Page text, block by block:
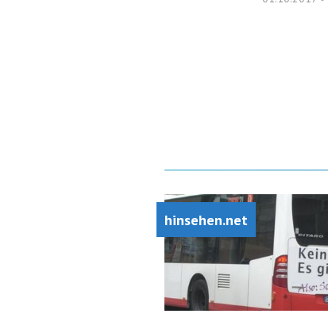
hinsehen.net